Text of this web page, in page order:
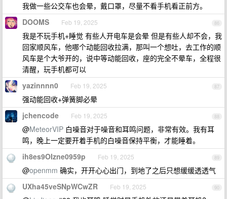
我做一些公交车也会晕，戴口罩，尽量不看手机看正前方。
86
DOOMS Feb 19, 2025
我是不玩手机+睡觉 有些人开电车是会晕 但是有些人却不会，我
回家顺风车，他哪个动能回收拉满，那叫一个想吐，去工作的顺
风车是个大爷开的，说中等动能回收，座的完全不晕车，全程很
清醒，玩手机都可以
87
yazinnnn0 Feb 19, 2025
强动能回收+弹簧脚必晕
88
jchencode Feb 19, 2025
@MeteorVIP 白噪音对于噪音和耳鸣问题，非常有效。我有耳
鸣，晚上一定要开着手机的白噪音保持平衡，才能睡着。
89
ih8es9OIzne0959p Feb 19, 2025
@openmm 确实，开开心心出门，到地了之后只想缓缓透透气
90
UXha45veSNpWCwZR Feb 19, 2025